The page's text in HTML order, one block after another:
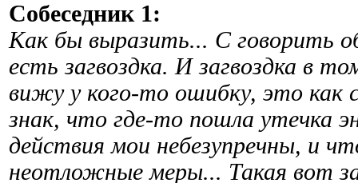
Собеседник 1:
Как бы выразить... С говорить
есть загвоздка. И загвоздка в
вижу у кого-то ошибку, это как
знак, что где-то пошла утечка
действия мои небезупречны, и
неотложные меры... Такая вот